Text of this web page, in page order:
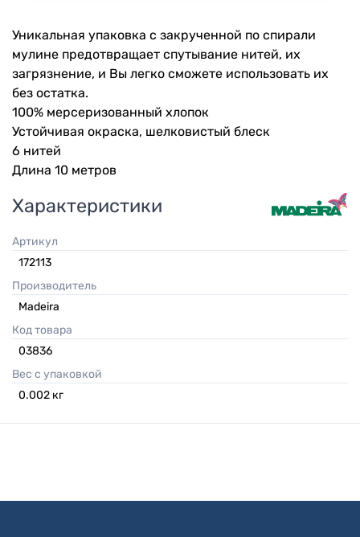
Уникальная упаковка с закрученной по спирали
мулине предотвращает спутывание нитей, их
загрязнение, и Вы легко сможете использовать их
без остатка.
100% мерсеризованный хлопок
Устойчивая окраска, шелковистый блеск
6 нитей
Длина 10 метров
Характеристики
Артикул
172113
Производитель
Madeira
Код товара
03836
Вес с упаковкой
0.002 кг